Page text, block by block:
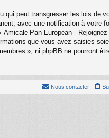
qui peut transgresser les lois de
avec une notification à votre
Pan European -
que vous avez saisies
», ni phpBB ne pourront
Nous contacter